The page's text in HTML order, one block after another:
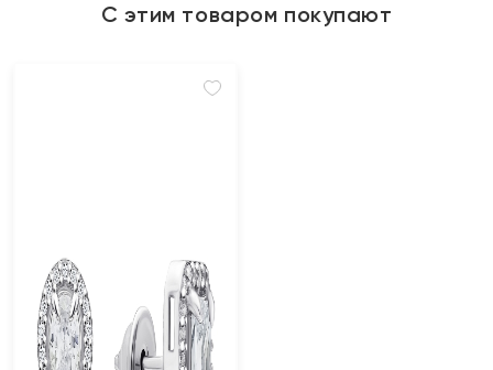
С этим товаром покупают